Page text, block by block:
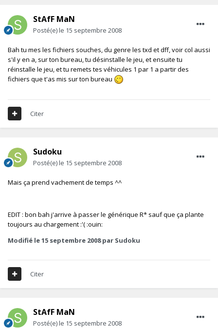
StAfF MaN
Posté(e)le 15 septembre 2008
Bah tu mes les fichiers souches, du genre les txd et dff, voir col aussi
s'il y en a, sur ton bureau, tu désinstalle le jeu, et ensuite tu
réinstalle le jeu, et tu remets tes véhicules 1 par 1 a partir des
fichiers que t'as mis sur ton bureau
Citer
Sudoku
Posté(e)le 15 septembre 2008
Mais ça prend vachement de temps ^^
EDIT : bon bah j'arrive à passer le générique R* sauf que ça plante
toujours au chargement :'( :ouin:
Modifié le 15 septembre 2008par Sudoku
Citer
StAfF MaN
Posté(e)le 15 septembre 2008